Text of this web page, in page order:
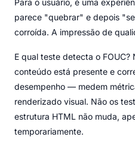
parece "quebrar" e depois
corroída. A impressão de
E qual teste detecta o
conteúdo está presente e
desempenho — medem
renderizado visual. Não os
estrutura HTML não muda,
temporariamente.